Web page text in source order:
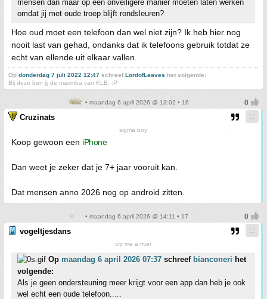
mensen dan maar op een onveiligere manier moeten laten werken
omdat jij met oude troep blijft rondsleuren?
Hoe oud moet een telefoon dan wel niet zijn? Ik heb hier nog
nooit last van gehad, ondanks dat ik telefoons gebruik totdat ze
echt van ellende uit elkaar vallen.
Op donderdag 7 juli 2022 12:47 schreefLordofLeaves het volgende:
Bij deze ben jij de marimba van KLB. :P
• maandag 6 april 2026 @ 13:02 • 16
Cruzinats
sigma boy
Koop gewoon een iPhone
Dan weet je zeker dat je 7+ jaar vooruit kan.
Dat mensen anno 2026 nog op android zitten.
• maandag 6 april 2026 @ 14:11 • 17
vogeltjesdans
cry me a river
Op maandag 6 april 2026 07:37 schreef bianconeri het
volgende:
Als je geen ondersteuning meer krijgt voor een app dan heb je ook
wel echt een oude telefoon.....